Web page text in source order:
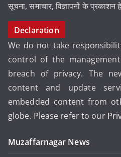
सूचना, समाचार, विज्ञापनों के प्रकाशन
Declaration
We do not take
control of the
breach of privacy. The
content and update
embedded content from
globe. Please refer to our
Muzaffarnagar News